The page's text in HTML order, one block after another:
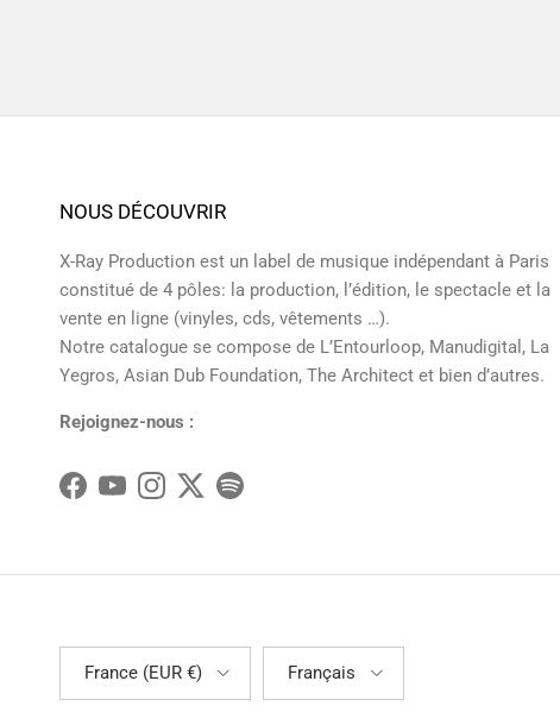
NOUS DÉCOUVRIR
X-Ray Production est un label de musique indépendant à Paris
constitué de 4 pôles: la production, l’édition, le spectacle et la
vente en ligne (vinyles, cds, vêtements …).
Notre catalogue se compose de L’Entourloop, Manudigital, La
Yegros, Asian Dub Foundation, The Architect et bien d’autres.
Rejoignez-nous :
Facebook
YouTubeInstagram
TwitterSpotify
France (EUR €) Français